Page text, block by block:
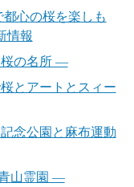
心の桜を楽しも
情報
桜の名所 ―
とアートとスィー
念公園と麻布運動
山霊園 ―